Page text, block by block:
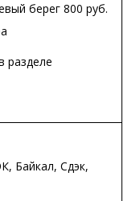
берег 800 руб.
разделе
Байкал, Сдэк,